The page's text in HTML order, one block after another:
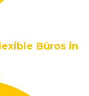
Büros in